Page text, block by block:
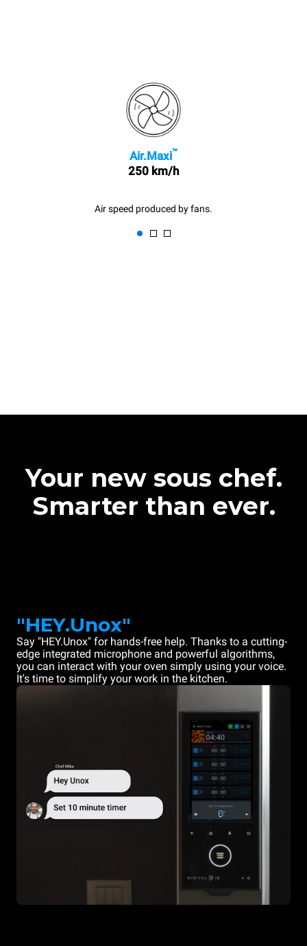
Air.Maxi™
250 km/h
Air speed produced by fans.
Your new sous chef.
Smarter than ever.
"HEY.Unox"
Say "HEY.Unox" for hands-free help. Thanks to a cutting-
edge integrated microphone and powerful algorithms,
you can interact with your oven simply using your voice.
It's time to simplify your work in the kitchen.